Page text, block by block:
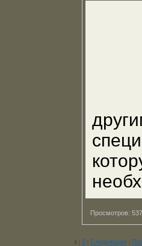
Просмотров:
1 2 Следующая